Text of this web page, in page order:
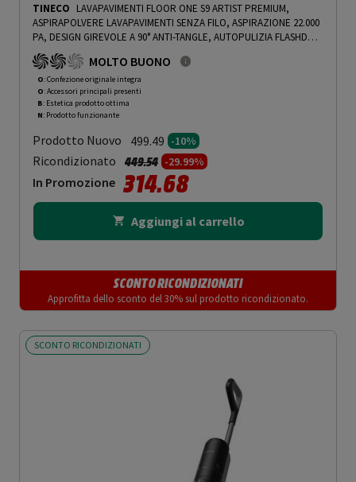
TINECO LAVAPAVIMENTI FLOOR ONE S9 ARTIST PREMIUM,
ASPIRAPOLVERE LAVAPAVIMENTI SENZA FILO, ASPIRAZIONE 22.000
PA, DESIGN GIREVOLE A 90° ANTI-TANGLE, AUTOPULIZIA FLASHDRY
A 85°C E ASCIUGATURA IN 5 MIN A 85°C, 50 MINUTI DI AUTONOMIA,
DISPLAY TOUCHSCREEN - PRMG GRADING OOBN - 10%
GRADING OOBN - 10%
MOLTO BUONO
O: Confezione originale integra
O: Accessori principali presenti
B: Estetica prodotto ottima
N: Prodotto funzionante
Prodotto Nuovo 499.49 -10%
Ricondizionato Prezzo ridotto da
449.54a-29.99%
In Promozione 314.68
Aggiungi al carrello
SCONTO RICONDIZIONATI
Approfitta dello sconto del 30% sul prodotto ricondizionato.
SCONTO RICONDIZIONATI